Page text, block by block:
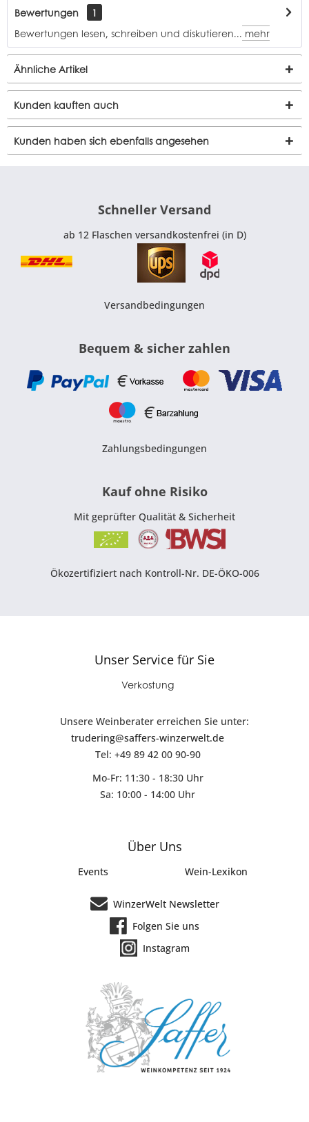
Bewertungen
1
Bewertungen lesen, schreiben und diskutieren... mehr
Ähnliche Artikel
Kunden kauften auch
Kunden haben sich ebenfalls angesehen
Schneller Versand
ab 12 Flaschen versandkostenfrei (in D)
Versandbedingungen
Bequem & sicher zahlen
Zahlungsbedingungen
Kauf ohne Risiko
Mit geprüfter Qualität & Sicherheit
Ökozertifiziert nach Kontroll-Nr. DE-ÖKO-006
Unser Service für Sie
Verkostung
Unsere Weinberater erreichen Sie unter:
trudering@saffers-winzerwelt.de
Tel: +49 89 42 00 90-90
Mo-Fr: 11:30 - 18:30 Uhr
Sa: 10:00 - 14:00 Uhr
Über Uns
Events Wein-Lexikon
WinzerWelt Newsletter
Folgen Sie uns
Instagram